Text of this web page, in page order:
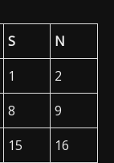
S
N
1
2
8
9
15 16